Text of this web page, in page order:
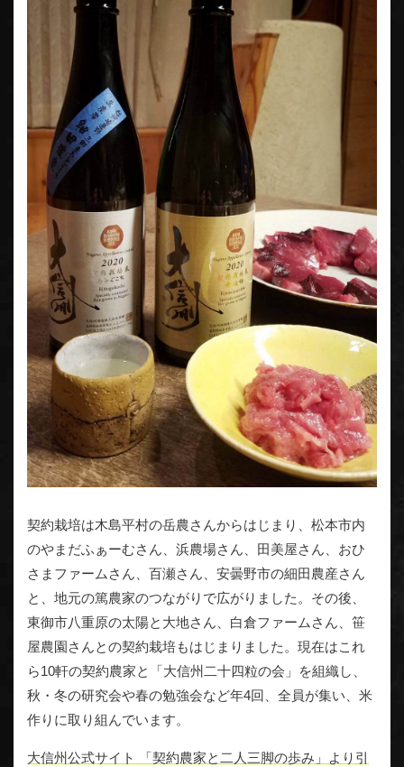
契約栽培は木島平村の岳農さんからはじまり、松本市内
のやまだふぁーむさん、浜農場さん、田美屋さん、おひ
さまファームさん、百瀬さん、安曇野市の細田農産さん
と、地元の篤農家のつながりで広がりました。その後、
東御市八重原の太陽と大地さん、白倉ファームさん、笹
屋農園さんとの契約栽培もはじまりました。現在はこれ
ら10軒の契約農家と「大信州二十四粒の会」を組織し、
秋・冬の研究会や春の勉強会など年4回、全員が集い、米
作りに取り組んでいます。
大信州公式サイト 「契約農家と二人三脚の歩み」より引